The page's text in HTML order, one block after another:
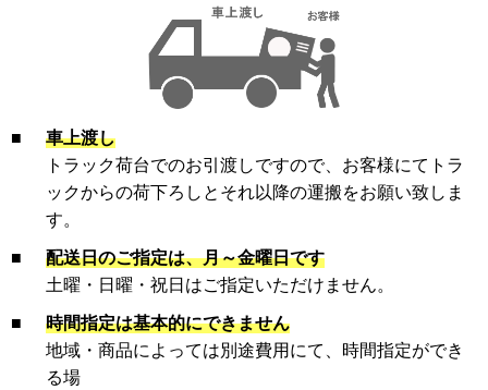
■
車上渡し
トラック荷台でのお引渡しですので、お客様にてトラ
ックからの荷下ろしとそれ以降の運搬をお願い致しま
す。
■
配送日のご指定は、月～金曜日です
土曜・日曜・祝日はご指定いただけません。
■
時間指定は基本的にできません
地域・商品によっては別途費用にて、時間指定ができ
る場